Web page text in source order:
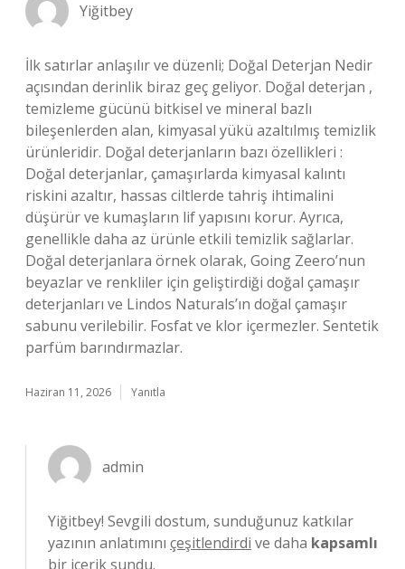
Yiğitbey
İlk satırlar anlaşılır ve düzenli; Doğal Deterjan Nedir
açısından derinlik biraz geç geliyor. Doğal deterjan ,
temizleme gücünü bitkisel ve mineral bazlı
bileşenlerden alan, kimyasal yükü azaltılmış temizlik
ürünleridir. Doğal deterjanların bazı özellikleri :
Doğal deterjanlar, çamaşırlarda kimyasal kalıntı
riskini azaltır, hassas ciltlerde tahriş ihtimalini
düşürür ve kumaşların lif yapısını korur. Ayrıca,
genellikle daha az ürünle etkili temizlik sağlarlar.
Doğal deterjanlara örnek olarak, Going Zeero’nun
beyazlar ve renkliler için geliştirdiği doğal çamaşır
deterjanları ve Lindos Naturals’ın doğal çamaşır
sabunu verilebilir. Fosfat ve klor içermezler. Sentetik
parfüm barındırmazlar.
Haziran 11, 2026 Yanıtla
admin
Yiğitbey! Sevgili dostum, sunduğunuz katkılar
yazının anlatımını çeşitlendirdi ve daha kapsamlı
bir içerik sundu.